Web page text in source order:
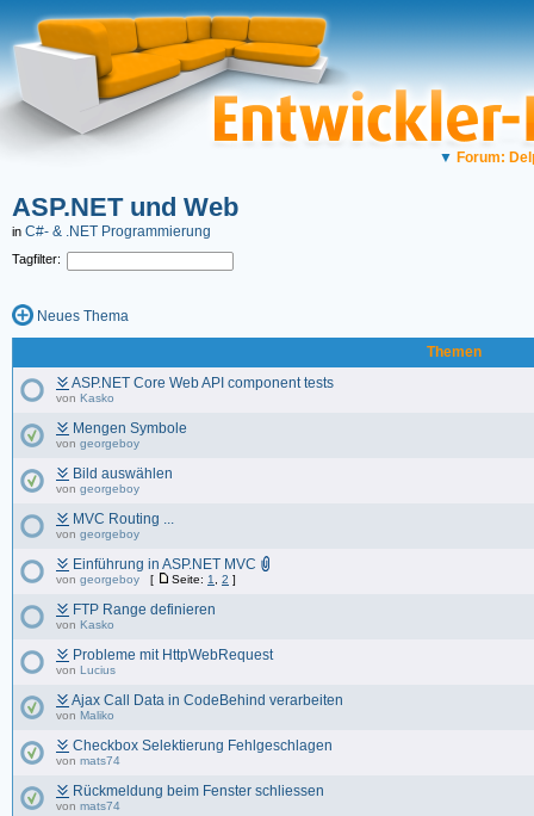
▼ Forum:
ASP.NET und Web
in C#- & .NET Programmierung
Tagfilter:
Neues Thema
Themen
ASP.NET Core Web API component tests
von Kasko
Mengen Symbole
von georgeboy
Bild auswählen
von georgeboy
MVC Routing ...
von georgeboy
Einführung in ASP.NET MVC
von georgeboy [ Seite: 1 2 ]
FTP Range definieren
von Kasko
Probleme mit HttpWebRequest
von Lucius
Ajax Call Data in CodeBehind verarbeiten
von Maliko
Checkbox Selektierung Fehlgeschlagen
von mats74
Rückmeldung beim Fenster schliessen
von mats74